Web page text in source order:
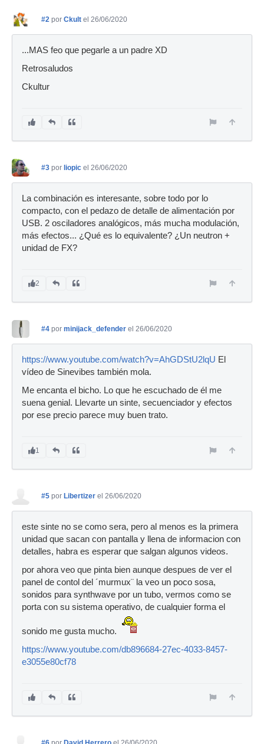
#2 por Ckult el 26/06/2020
...MAS feo que pegarle a un padre XD
Retrosaludos
Ckultur
#3 por liopic el 26/06/2020
La combinación es interesante, sobre todo por lo
compacto, con el pedazo de detalle de alimentación por
USB. 2 osciladores analógicos, más mucha modulación,
más efectos... ¿Qué es lo equivalente? ¿Un neutron +
unidad de FX?
2
#4 por minijack_defender el 26/06/2020
https://www.youtube.com/watch?v=AhGDStU2lqU El
vídeo de Sinevibes también mola.
Me encanta el bicho. Lo que he escuchado de él me
suena genial. Llevarte un sinte, secuenciador y efectos
por ese precio parece muy buen trato.
1
#5 por Libertizer el 26/06/2020
este sinte no se como sera, pero al menos es la primera
unidad que sacan con pantalla y llena de informacion con
detalles, habra es esperar que salgan algunos videos.
por ahora veo que pinta bien aunque despues de ver el
panel de contol del ´murmux¨ la veo un poco sosa,
sonidos para synthwave por un tubo, vermos como se
porta con su sistema operativo, de cualquier forma el
sonido me gusta mucho.
https://www.youtube.com/db896684-27ec-4033-8457-
e3055e80cf78